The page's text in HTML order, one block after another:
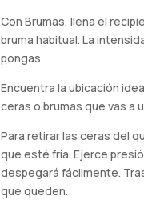
Con Brumas, llena el
bruma habitual. La
pongas.
Encuentra la ubicación
ceras o brumas que vas a
Para retirar las ceras del
que esté fría. Ejerce
despegará fácilmente.
que queden.